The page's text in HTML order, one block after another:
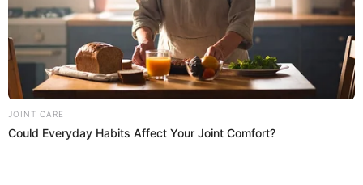
Prefiero a El Popular en Google